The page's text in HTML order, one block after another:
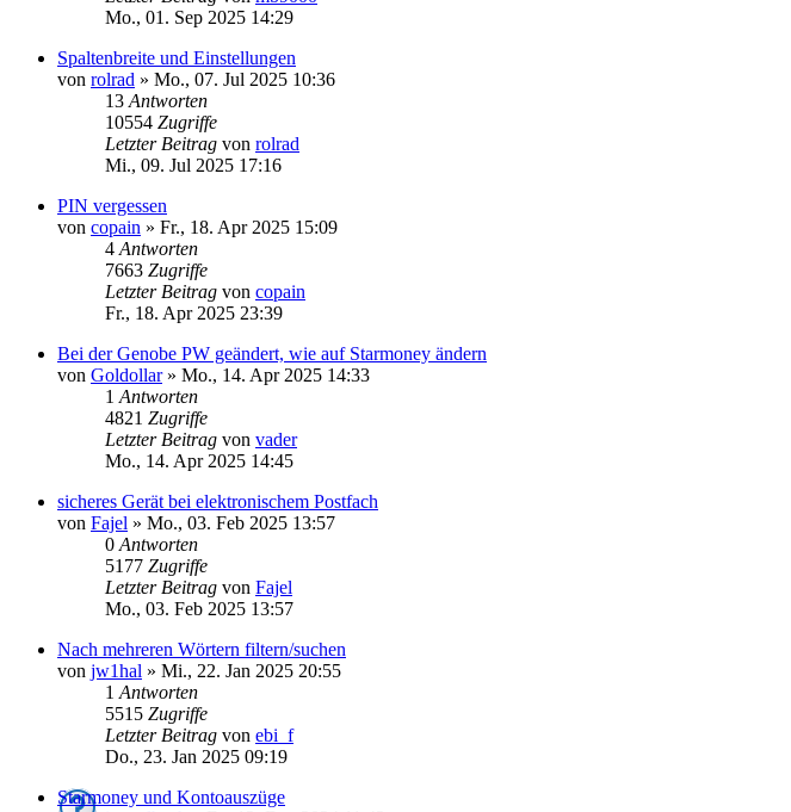
Mo., 01. Sep 2025 14:29
Spaltenbreite und Einstellungen
von rolrad » Mo., 07. Jul 2025 10:36
13 Antworten
10554 Zugriffe
Letzter Beitrag von rolrad
Mi., 09. Jul 2025 17:16
PIN vergessen
von copain » Fr., 18. Apr 2025 15:09
4 Antworten
7663 Zugriffe
Letzter Beitrag von copain
Fr., 18. Apr 2025 23:39
Bei der Genobe PW geändert, wie auf Starmoney ändern
von Goldollar» Mo., 14. Apr 2025 14:33
1 Antworten
4821 Zugriffe
Letzter Beitrag von vader
Mo., 14. Apr 2025 14:45
sicheres Gerät bei elektronischem Postfach
von Fajel » Mo., 03. Feb 2025 13:57
0 Antworten
5177 Zugriffe
Letzter Beitrag von Fajel
Mo., 03. Feb 2025 13:57
Nach mehreren Wörtern filtern/suchen
von jw1hal » Mi., 22. Jan 2025 20:55
1 Antworten
5515 Zugriffe
Letzter Beitrag von ebi_f
Do., 23. Jan 2025 09:19
Starmoney und Kontoauszüge